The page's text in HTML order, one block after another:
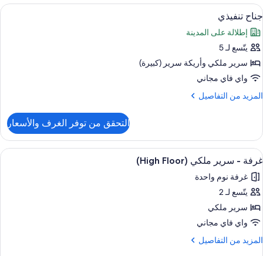
سريران
كبيران
-
في
استعراض
جميع
صور
جناح
تنفيذي
أغطية فراش متميزة وخزنة داخل الغرفة
5
جناح تنفيذي
إطلالة على المدينة
يتّسع لـ 5
سرير ملكي‫‬ وأريكة سرير (كبيرة)
واي فاي مجاني
المزيد من التفاصيل
المزيد
جناح
تنفيذي
التحقق من توفر الغرف والأسعار
استعراض
جميع
صور
غرفة
-
سرير
ملكي
(High
أغطية فراش متميزة وخزنة داخل الغرفة
4
غرفة - سرير ملكي (High Floor)
غرفة نوم واحدة
يتّسع لـ 2
سرير ملكي
واي فاي مجاني
المزيد من التفاصيل
المزيد